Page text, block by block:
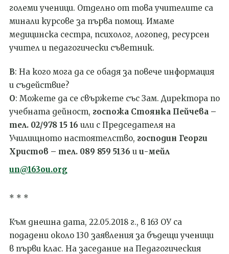
големи ученици. Отделно от това учителите са
минали курсове за първа помощ. Имаме
медицинска сестра, психолог, логопед, ресурсен
учител и педагогически съветник.
В: На кого мога да се обадя за повече информация
и съдействие?
О: Можете да се свържете със Зам. Директора по
учебната дейност, госпожа Стоянка Пейчева –
тел. 02/978 15 16 или с Председателя на
Училищното настоятелство, господин Георги
Христов – тел. 089 859 5136 и и-мейл
un@163ou.org
* * *
Към днешна дата, 22.05.2018 г., в 163 ОУ са
подадени около 130 заявления за бъдещи ученици
в първи клас. На заседание на Педагогическия